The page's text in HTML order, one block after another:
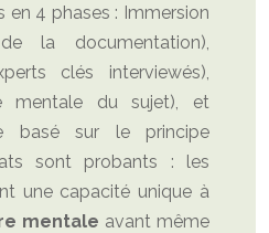
en 4 phases : Immersion
la documentation),
clés interviewés),
mentale du sujet), et
basé sur le principe
sont probants : les
une capacité unique à
mentale avant même